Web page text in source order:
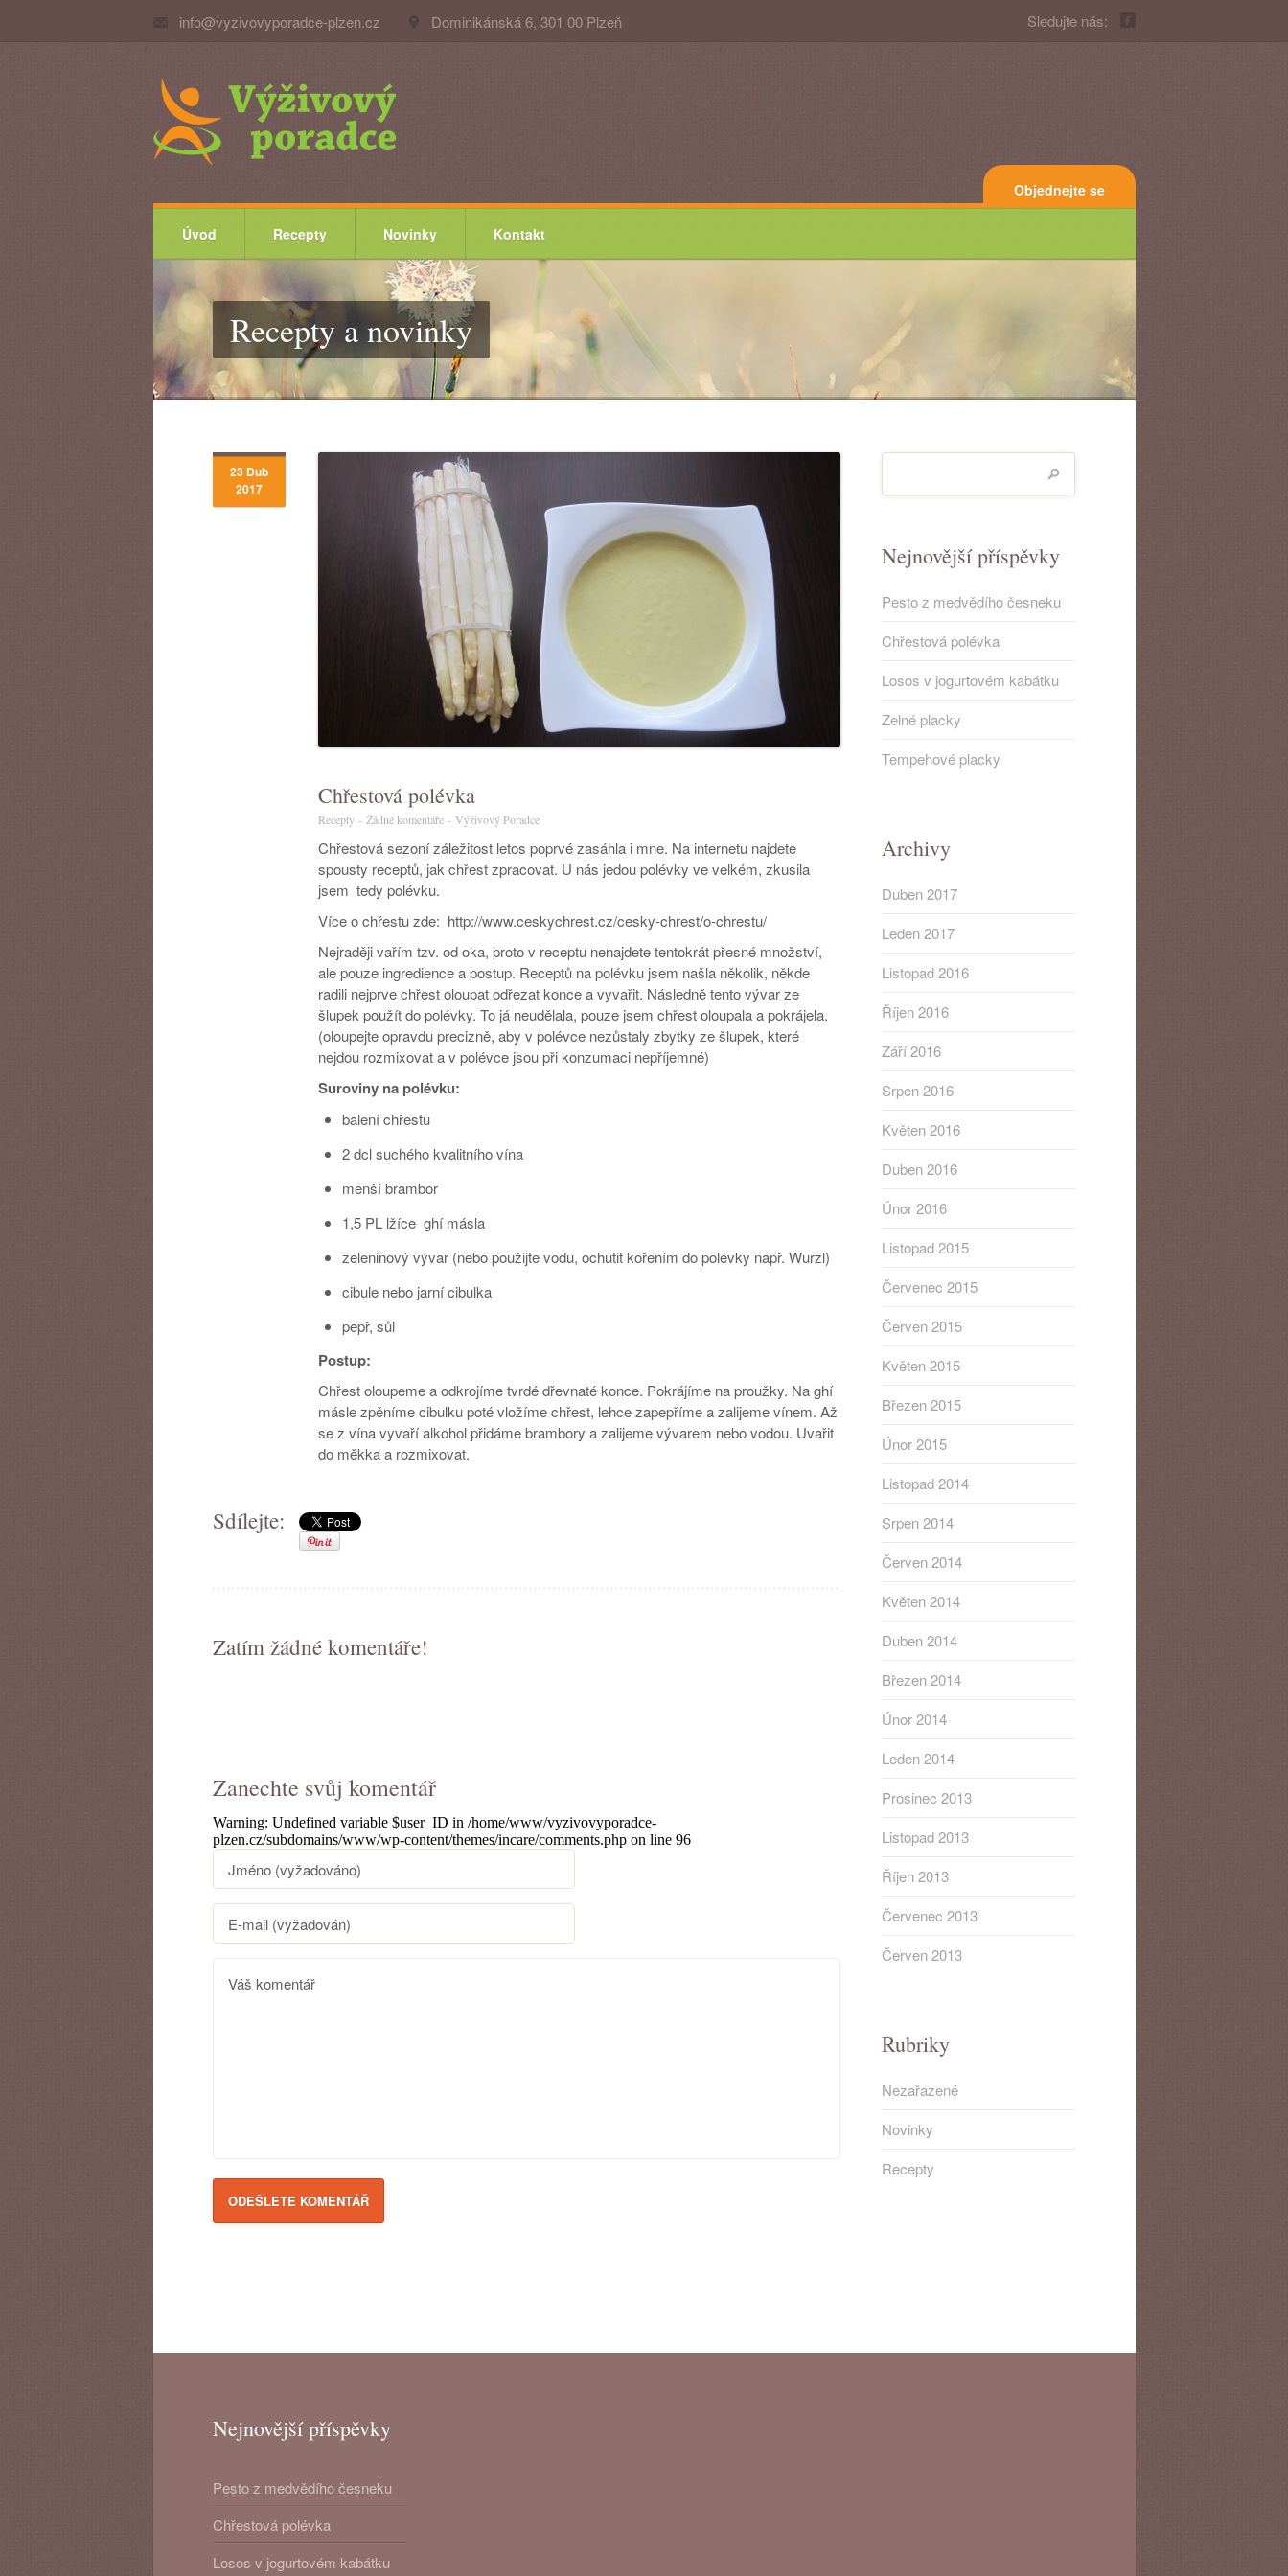
info@vyzivovyporadce-plzen.cz Dominikánská 6, 301 00 Plzeň Sledujte nás:
Objednejte se
Úvod Recepty Novinky Kontakt
Recepty a novinky
23 Dub
2017
Chřestová polévka
Recepty - Žádné komentářeu
s
názvem
- Výživový Poradce
Chřestová sezoní záležitost letos poprvé zasáhla i mne. Na internetu najdete
spousty receptů, jak chřest zpracovat. U nás jedou polévky ve velkém, zkusila
jsem tedy polévku.
Více o chřestu zde: http://www.ceskychrest.cz/cesky-chrest/o-chrestu/
Nejraději vařím tzv. od oka, proto v receptu nenajdete tentokrát přesné množství,
ale pouze ingredience a postup. Receptů na polévku jsem našla několik, někde
radili nejprve chřest oloupat odřezat konce a vyvařit. Následně tento vývar ze
šlupek použít do polévky. To já neudělala, pouze jsem chřest oloupala a pokrájela.
(oloupejte opravdu precizně, aby v polévce nezůstaly zbytky ze šlupek, které
nejdou rozmixovat a v polévce jsou při konzumaci nepříjemné)
Suroviny na polévku:
balení chřestu
2 dcl suchého kvalitního vína
menší brambor
1,5 PL lžíce ghí másla
zeleninový vývar (nebo použijte vodu, ochutit kořením do polévky např. Wurzl)
cibule nebo jarní cibulka
pepř, sůl
Postup:
Chřest oloupeme a odkrojíme tvrdé dřevnaté konce. Pokrájíme na proužky. Na ghí
másle zpěníme cibulku poté vložíme chřest, lehce zapepříme a zalijeme vínem. Až
se z vína vyvaří alkohol přidáme brambory a zalijeme vývarem nebo vodou. Uvařit
do měkka a rozmixovat.
Sdílejte:
Zatím žádné komentáře!
Zanechte svůj komentář
Warning: Undefined variable $user_ID in /home/www/vyzivovyporadce-
plzen.cz/subdomains/www/wp-content/themes/incare/comments.php on line 96
Nejnovější příspěvky
Pesto z medvědího česneku
Chřestová polévka
Losos v jogurtovém kabátku
Zelné placky
Tempehové placky
Archivy
Duben 2017
Leden 2017
Listopad 2016
Říjen 2016
Září 2016
Srpen 2016
Květen 2016
Duben 2016
Únor 2016
Listopad 2015
Červenec 2015
Červen 2015
Květen 2015
Březen 2015
Únor 2015
Listopad 2014
Srpen 2014
Červen 2014
Květen 2014
Duben 2014
Březen 2014
Únor 2014
Leden 2014
Prosinec 2013
Listopad 2013
Říjen 2013
Červenec 2013
Červen 2013
Rubriky
Nezařazené
Novinky
Recepty
Nejnovější příspěvky
Pesto z medvědího česneku
Chřestová polévka
Losos v jogurtovém kabátku